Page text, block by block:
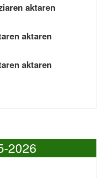
aktaren
aktaren
aktaren
2026